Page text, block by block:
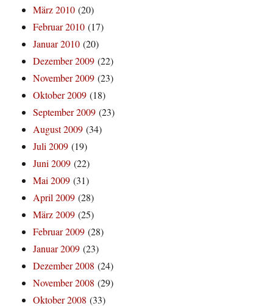
März 2010 (20)
Februar 2010 (17)
Januar 2010 (20)
Dezember 2009 (22)
November 2009 (23)
Oktober 2009 (18)
September 2009 (23)
August 2009 (34)
Juli 2009 (19)
Juni 2009 (22)
Mai 2009 (31)
April 2009 (28)
März 2009 (25)
Februar 2009 (28)
Januar 2009 (23)
Dezember 2008 (24)
November 2008 (29)
Oktober 2008 (33)